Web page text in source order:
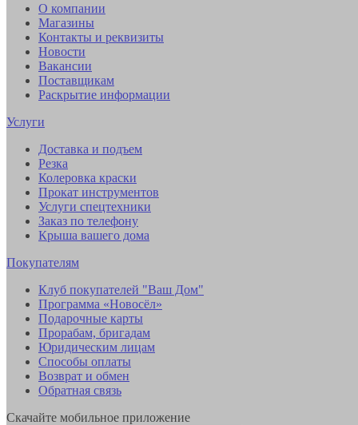
О компании
Магазины
Контакты и реквизиты
Новости
Вакансии
Поставщикам
Раскрытие информации
Услуги
Доставка и подъем
Резка
Колеровка краски
Прокат инструментов
Услуги спецтехники
Заказ по телефону
Крыша вашего дома
Покупателям
Клуб покупателей "Ваш Дом"
Программа «Новосёл»
Подарочные карты
Прорабам, бригадам
Юридическим лицам
Способы оплаты
Возврат и обмен
Обратная связь
Скачайте мобильное приложение